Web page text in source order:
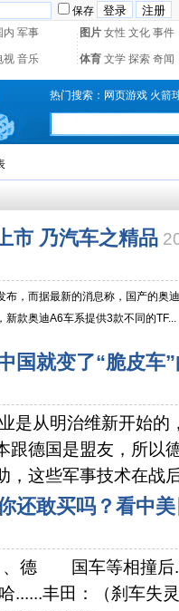
保存
内 军事 图片 女性 文化 事件
视 音乐 体育 文学 探索 奇闻
热门搜索： 网页游戏 火箭
市 乃汽车之精品
，而据最新的消息称，国产的奥
款奥迪A6车系提供3款不同的TF...
国就变了“脆皮车
是从明治维新开始
跟德国是盟友，所以
，这些军事技术在战
还敢买吗？看中
、德 国车等相撞
丰田：（刹车失灵